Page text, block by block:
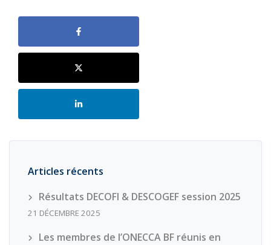
Articles récents
Résultats DECOFI & DESCOGEF session 2025
21 DÉCEMBRE 2025
Les membres de l’ONECCA BF réunis en